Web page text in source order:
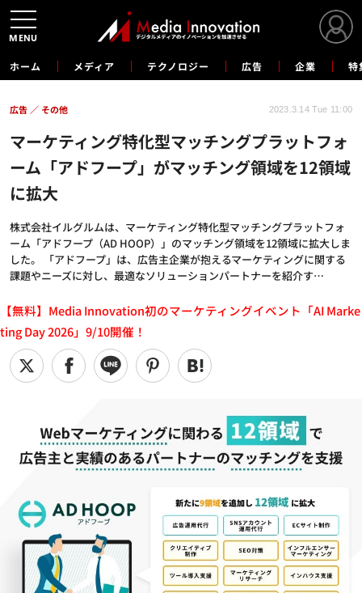
ホーム メディア テクノロジー 広告 企業 特
マーケティング特化型マッチングプラットフォ
ーム「アドフープ」がマッチング領域を12領域
に拡大
株式会社イルグルムは、マーケティング特化型マッチングプラットフォ
ーム「アドフープ（AD HOOP）」のマッチング領域を12領域に拡大しま
した。 「アドフープ」は、広告主企業が抱えるマーケティングに関する
課題やニーズに対し、最適なソリューションパートナーを紹介す…
広告 その他 2023.3.14 Tue 11:00
【無料】Media Innovation初のマーケティングイベント「AI Marke
ting Day 2026」9/10開催！
MENU